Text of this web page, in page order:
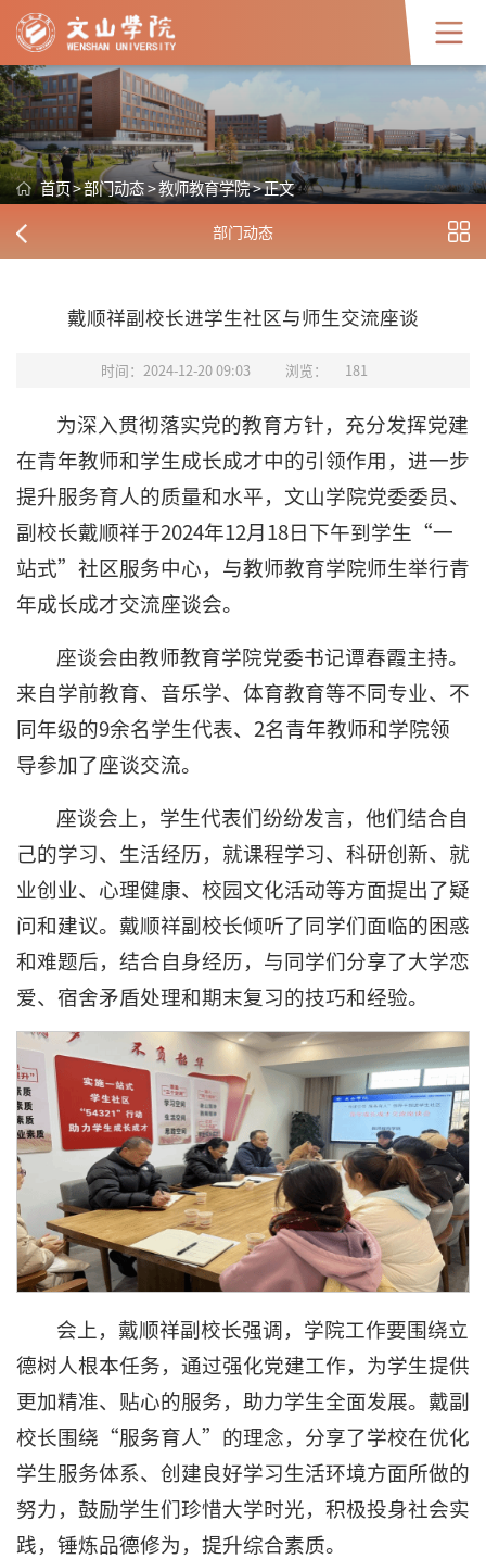
首页>部门动态>教师教育学院>正文
部门动态
戴顺祥副校长进学生社区与师生交流座谈
时间：2024-12-20 09:03 浏览： 181
为深入贯彻落实党的教育方针，充分发挥党建
在青年教师和学生成长成才中的引领作用，进一步
提升服务育人的质量和水平，文山学院党委委员、
副校长戴顺祥于2024年12月18日下午到学生“一
站式”社区服务中心，与教师教育学院师生举行青
年成长成才交流座谈会。
座谈会由教师教育学院党委书记谭春霞主持。
来自学前教育、音乐学、体育教育等不同专业、不
同年级的9余名学生代表、2名青年教师和学院领
导参加了座谈交流。
座谈会上，学生代表们纷纷发言，他们结合自
己的学习、生活经历，就课程学习、科研创新、就
业创业、心理健康、校园文化活动等方面提出了疑
问和建议。戴顺祥副校长倾听了同学们面临的困惑
和难题后，结合自身经历，与同学们分享了大学恋
爱、宿舍矛盾处理和期末复习的技巧和经验。
会上，戴顺祥副校长强调，学院工作要围绕立
德树人根本任务，通过强化党建工作，为学生提供
更加精准、贴心的服务，助力学生全面发展。戴副
校长围绕“服务育人”的理念，分享了学校在优化
学生服务体系、创建良好学习生活环境方面所做的
努力，鼓励学生们珍惜大学时光，积极投身社会实
践，锤炼品德修为，提升综合素质。